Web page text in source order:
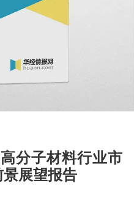
分子材料行业市
展望报告